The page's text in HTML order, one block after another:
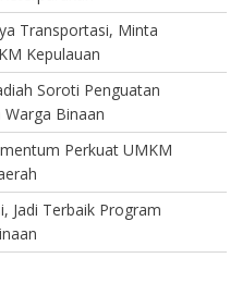
Transportasi, Minta
Kepulauan
Soroti Penguatan
Binaan
Perkuat UMKM
Jadi Terbaik Program